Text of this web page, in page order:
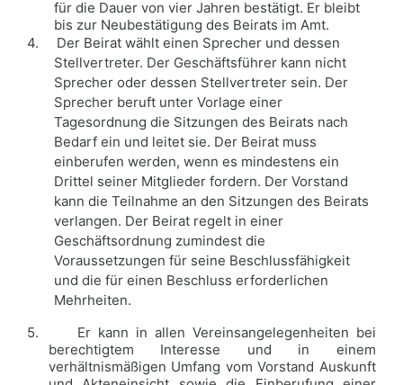
für die Dauer von vier Jahren bestätigt. Er bleibt
bis zur Neubestätigung des Beirats im Amt.
4.
Der Beirat wählt einen Sprecher und dessen
Stellvertreter. Der Geschäftsführer kann nicht
Sprecher oder dessen Stellvertreter sein. Der
Sprecher beruft unter Vorlage einer
Tagesordnung die Sitzungen des Beirats nach
Bedarf ein und leitet sie. Der Beirat muss
einberufen werden, wenn es mindestens ein
Drittel seiner Mitglieder fordern. Der Vorstand
kann die Teilnahme an den Sitzungen des Beirats
verlangen. Der Beirat regelt in einer
Geschäftsordnung zumindest die
Voraussetzungen für seine Beschlussfähigkeit
und die für einen Beschluss erforderlichen
Mehrheiten.
5.
Er kann in allen Vereinsangelegenheiten bei
berechtigtem Interesse und in einem
verhältnismäßigen Umfang vom Vorstand Auskunft